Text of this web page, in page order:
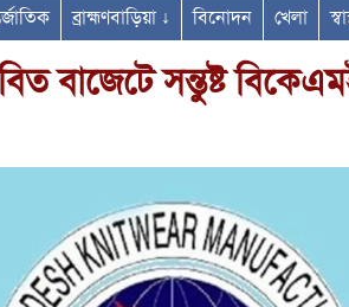
ব্রাহ্মণবাড়িয়া ↓ বিনোদন খেলা
বাজেটে সন্তুষ্ট